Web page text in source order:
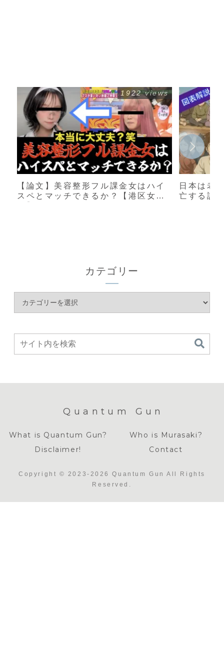
【論文】美容整形フル課金女はハイ
スペとマッチできるか？【港区女
1922 views
日本は老
亡する説
カテゴリー
Quantum Gun
What is Quantum Gun?
Who is Murasaki?
Disclaimer!
Contact
Copyright © 2023-2026 Quantum Gun All Rights
Reserved.